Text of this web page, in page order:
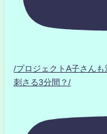
/プロジェクトA子さん
刺さる3分間？/